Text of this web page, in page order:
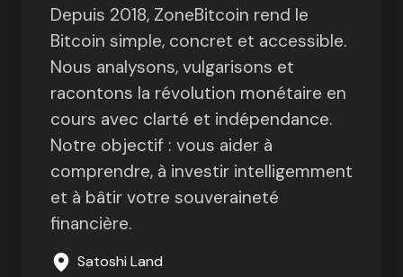
Depuis 2018, ZoneBitcoin rend le
Bitcoin simple, concret et accessible.
Nous analysons, vulgarisons et
racontons la révolution monétaire en
cours avec clarté et indépendance.
Notre objectif : vous aider à
comprendre, à investir intelligemment
et à bâtir votre souveraineté
financière.
Satoshi Land